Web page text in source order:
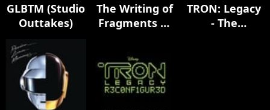
GLBTM (Studio
Outtakes)
The Writing of
Fragments of
TRON: Legacy
- The